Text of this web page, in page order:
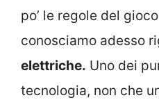
po’ le regole del
conosciamo adesso
elettriche. Uno dei
tecnologia, non che